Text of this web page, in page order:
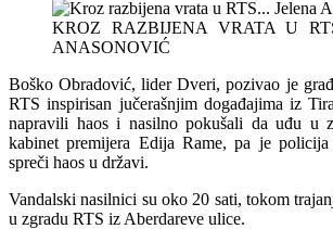
KROZ RAZBIJENA VRATA U
ANASONOVIĆ
Boško Obradović, lider Dveri, pozivao je
RTS inspirisan jučerašnjim događajima iz
napravili haos i nasilno pokušali da uđu u
kabinet premijera Edija Rame, pa je
spreči haos u državi.
Vandalski nasilnici su oko 20 sati, tokom
u zgradu RTS iz Aberdareve ulice.